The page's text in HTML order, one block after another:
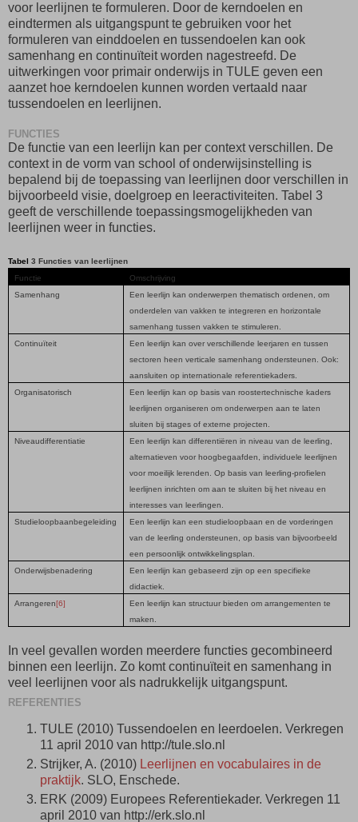
voor leerlijnen te formuleren. Door de kerndoelen en
eindtermen als uitgangspunt te gebruiken voor het
formuleren van einddoelen en tussendoelen kan ook
samenhang en continuïteit worden nagestreefd. De
uitwerkingen voor primair onderwijs in TULE geven een
aanzet hoe kerndoelen kunnen worden vertaald naar
tussendoelen en leerlijnen.
FUNCTIES
De functie van een leerlijn kan per context verschillen. De
context in de vorm van school of onderwijsinstelling is
bepalend bij de toepassing van leerlijnen door verschillen in
bijvoorbeeld visie, doelgroep en leeractiviteiten. Tabel 3
geeft de verschillende toepassingsmogelijkheden van
leerlijnen weer in functies.
Tabel 3 Functies van leerlijnen
Functie
Omschrijving
Samenhang
Een leerlijn kan onderwerpen thematisch ordenen, om
onderdelen van vakken te integreren en horizontale
samenhang tussen vakken te stimuleren.
Continuïteit
Een leerlijn kan over verschillende leerjaren en tussen
sectoren heen verticale samenhang ondersteunen. Ook:
aansluiten op internationale referentiekaders.
Organisatorisch
Een leerlijn kan op basis van roostertechnische kaders
leerlijnen organiseren om onderwerpen aan te laten
sluiten bij stages of externe projecten.
Niveaudifferentiatie
Een leerlijn kan differentiëren in niveau van de leerling,
alternatieven voor hoogbegaafden, individuele leerlijnen
voor moeilijk lerenden. Op basis van leerling-profielen
leerlijnen inrichten om aan te sluiten bij het niveau en
interesses van leerlingen.
Studieloopbaanbegeleiding
Een leerlijn kan een studieloopbaan en de vorderingen
van de leerling ondersteunen, op basis van bijvoorbeeld
een persoonlijk ontwikkelingsplan.
Onderwijsbenadering
Een leerlijn kan gebaseerd zijn op een specifieke
didactiek.
Arrangeren[6]
Een leerlijn kan structuur bieden om arrangementen te
maken.
In veel gevallen worden meerdere functies gecombineerd
binnen een leerlijn. Zo komt continuïteit en samenhang in
veel leerlijnen voor als nadrukkelijk uitgangspunt.
REFERENTIES
TULE (2010) Tussendoelen en leerdoelen. Verkregen
11 april 2010 van http://tule.slo.nl
Strijker, A. (2010) Leerlijnen en vocabulaires in de
praktijk. SLO, Enschede.
ERK (2009) Europees Referentiekader. Verkregen 11
april 2010 van http://erk.slo.nl